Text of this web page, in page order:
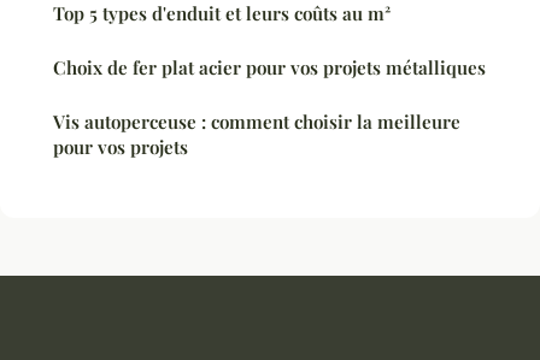
Top 5 types d'enduit et leurs coûts au m²
Choix de fer plat acier pour vos projets métalliques
Vis autoperceuse : comment choisir la meilleure
pour vos projets